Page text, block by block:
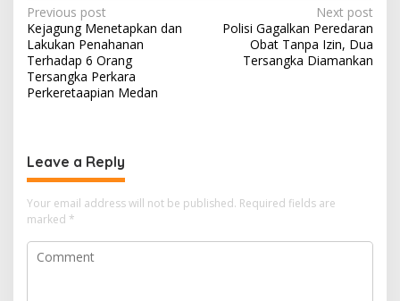
Post
navigation
Previous post
Kejagung Menetapkan dan
Lakukan Penahanan
Terhadap 6 Orang
Tersangka Perkara
Perkeretaapian Medan
Next post
Polisi Gagalkan Peredaran
Obat Tanpa Izin, Dua
Tersangka Diamankan
Leave a Reply
Your email address will not be published. Required fields are
marked *